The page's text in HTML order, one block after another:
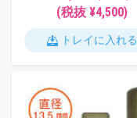
(税抜 ¥4,500)
トレイに入れる